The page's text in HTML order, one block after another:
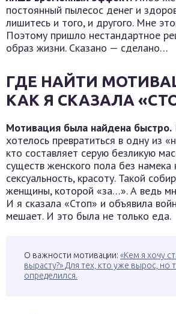
постоянный пылесос денег и
лишитесь и того, и другого. Мне
Поэтому пришло нестандартное
образ жизни. Сказано — сделано…
ГДЕ НАЙТИ
КАК Я СКАЗАЛА
Мотивация была найдена быстро.
хотелось превратиться в одну из
кто составляет серую безликую
существ женского пола без намека
сексуальность, красоту. Такой
женщины, которой «за…». А ведь
И я сказала «Стоп» и объявила
мешает. И это была не только еда.
О важности мотивации: «Кем я хочу
вырасту?» Для тех, кто уже вырос, но
определился.